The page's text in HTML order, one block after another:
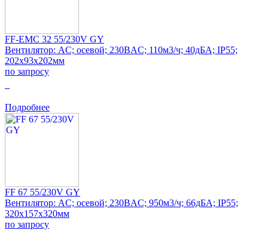
FF-EMC 32 55/230V GY
Вентилятор: AC; осевой; 230ВAC; 110м3/ч; 40дБА; IP55;
202x93x202мм
по запросу
Подробнее
FF 67 55/230V GY
Вентилятор: AC; осевой; 230ВAC; 950м3/ч; 66дБА; IP55;
320x157x320мм
по запросу